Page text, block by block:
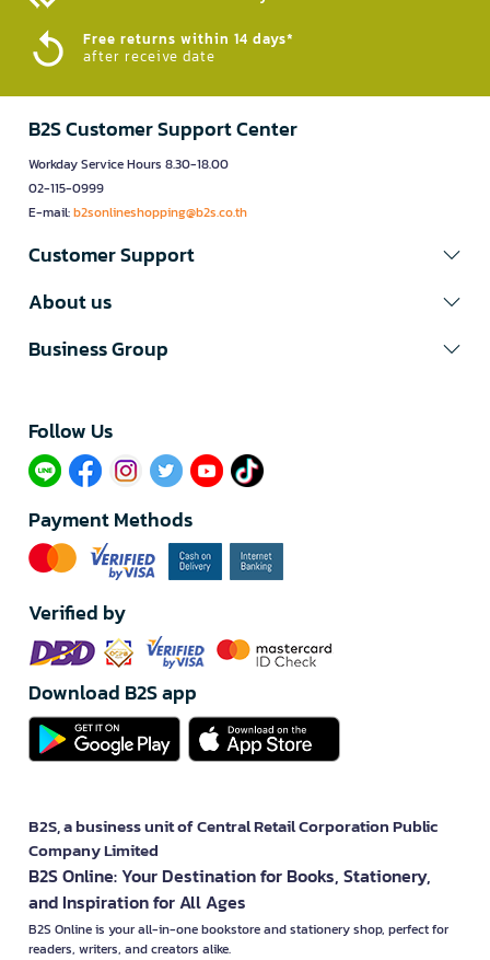
Free returns within 14 days*
after receive date
B2S Customer Support Center
Workday Service Hours 8.30-18.00
02-115-0999
E-mail:b2sonlineshopping@b2s.co.th
Customer Support
About us
Business Group
Follow Us​
Payment Methods
Verified by
Download B2S app
B2S, a business unit of Central Retail Corporation Public
Company Limited
B2S Online: Your Destination for Books, Stationery,
and Inspiration for All Ages
B2S Online is your all-in-one bookstore and stationery shop, perfect for
readers, writers, and creators alike.